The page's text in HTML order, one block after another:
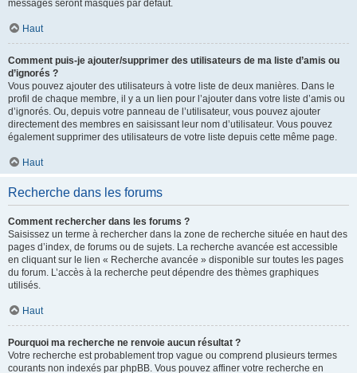
messages seront masqués par défaut.
Haut
Comment puis-je ajouter/supprimer des utilisateurs de ma liste d’amis ou
d’ignorés ?
Vous pouvez ajouter des utilisateurs à votre liste de deux manières. Dans le
profil de chaque membre, il y a un lien pour l’ajouter dans votre liste d’amis ou
d’ignorés. Ou, depuis votre panneau de l’utilisateur, vous pouvez ajouter
directement des membres en saisissant leur nom d’utilisateur. Vous pouvez
également supprimer des utilisateurs de votre liste depuis cette même page.
Haut
Recherche dans les forums
Comment rechercher dans les forums ?
Saisissez un terme à rechercher dans la zone de recherche située en haut des
pages d’index, de forums ou de sujets. La recherche avancée est accessible
en cliquant sur le lien « Recherche avancée » disponible sur toutes les pages
du forum. L’accès à la recherche peut dépendre des thèmes graphiques
utilisés.
Haut
Pourquoi ma recherche ne renvoie aucun résultat ?
Votre recherche est probablement trop vague ou comprend plusieurs termes
courants non indexés par phpBB. Vous pouvez affiner votre recherche en